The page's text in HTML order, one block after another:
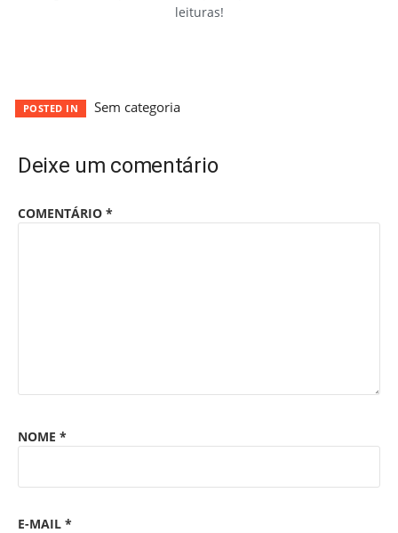
leituras!
POSTED IN Sem categoria
Deixe um comentário
COMENTÁRIO *
NOME *
E-MAIL *